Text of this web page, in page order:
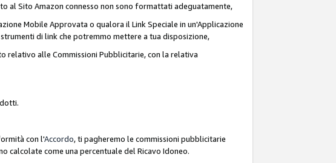
al Sito Amazon connesso non sono formattati adeguatamente,
Mobile Approvata o qualora il Link Speciale in un'Applicazione
di link che potremmo mettere a tua disposizione,
relativo alle Commissioni Pubblicitarie, con la relativa
con l'Accordo, ti pagheremo le commissioni pubblicitarie
calcolate come una percentuale del Ricavo Idoneo.